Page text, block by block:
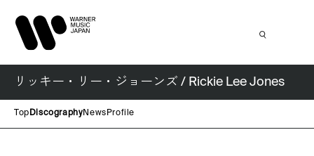
リッキー・リー・ジョーンズ / Rickie Lee Jones
Top DiscographyNews Profile